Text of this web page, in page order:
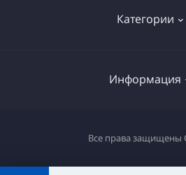
Категории
Российские
Информация
Все права защищены